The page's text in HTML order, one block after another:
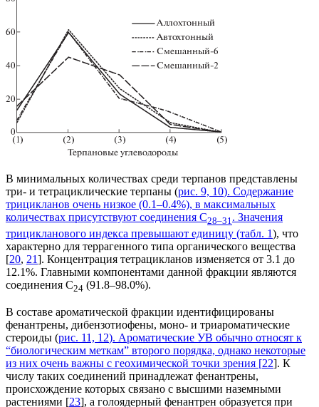
В минимальных количествах среди терпанов представлены
три- и тетрациклические терпаны (рис. 9, 10). Содержание
трицикланов очень низкое (0.1–0.4%), в максимальных
количествах присутствуют соединения C28–31. Значения
трицикланового индекса превышают единицу (табл. 1), что
характерно для террагенного типа органического вещества
[20, 21]. Концентрация тетрацикланов изменяется от 3.1 до
12.1%. Главными компонентами данной фракции являются
соединения C24 (91.8–98.0%).
В составе ароматической фракции идентифицированы
фенантрены, дибензотиофены, моно- и триароматические
стероиды (рис. 11, 12). Ароматические УВ обычно относят к
“биологическим меткам” второго порядка, однако некоторые
из них очень важны с геохимической точки зрения [22]. К
числу таких соединений принадлежат фенантрены,
происхождение которых связано с высшими наземными
растениями [23], а голоядерный фенантрен образуется при